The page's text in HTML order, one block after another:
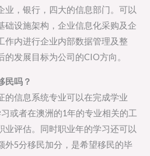
业，银行，四大的信息部门。可以
础设施架构，企业信息化采购及企
作内进行企业内部数据管理及整
发展目标为公司的CIO方向。
民吗？
的信息系统专业可以在完成学业
或者在澳洲的1年的专业相关的工
业评估。同时职业年的学习还可以
外5分移民加分，是希望移民的毕